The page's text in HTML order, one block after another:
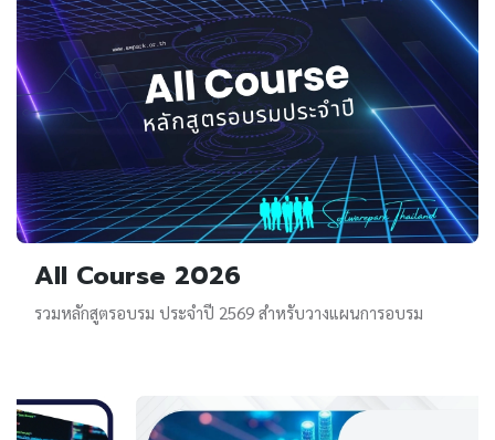
More Information
All Course 2026
รวมหลักสูตรอบรม ประจำปี 2569 สำหรับวางแผนการอบรม